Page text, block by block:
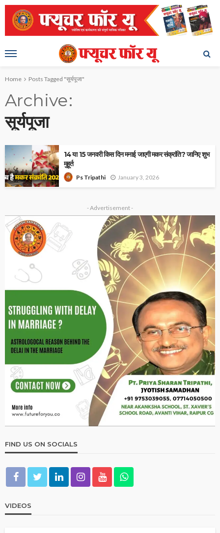
Home Posts Tagged "सूर्यपूजा"
Archive
सूर्यपूजा
14 या 15 जनवरी किस दिन मनाई जाएगी मकर संक्रांति? जानिए शुभ
मुहूर्त
Ps Tripathi January 3, 2026
- Advertisement -
FIND US ON SOCIALS
VIDEOS